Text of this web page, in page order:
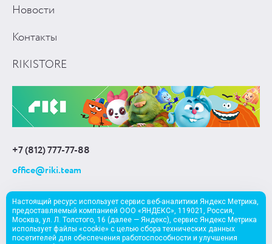
Новости
Контакты
RIKISTORE
+7 (812) 777-77-88
office@riki.team
EN
Настоящий ресурс использует сервис веб-аналитики Яндекс Метрика,
предоставляемый компанией ООО «ЯНДЕКС», 119021, Россия,
Москва, ул. Л. Толстого, 16 (далее — Яндекс), сервис Яндекс Метрика
использует файлы «cookie» с целью сбора технических данных
посетителей для обеспечения работоспособности и улучшения